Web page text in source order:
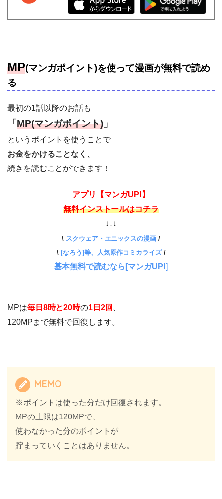
MP(マンガポイント)を使って漫画が無料で読め
る
最初の1話以降のお話も
「MP(マンガポイント) 」
というポイントを使うことで
お金をかけることなく、
続きを読むことができます！
アプリ【マンガUP!】
無料インストールはコチラ
↓↓↓
\ スクウェア・エニックスの漫画 /
\ [なろう]等、人気原作コミカライズ/
基本無料で読むなら[マンガUP!]
MPは毎日8時と20時の1日2回
120MPまで無料で回復します。
MEMO
※ポイントは使った分だけ回復されます。
MPの上限は120MPで、
使わなかった分のポイントが
貯まっていくことはありません。